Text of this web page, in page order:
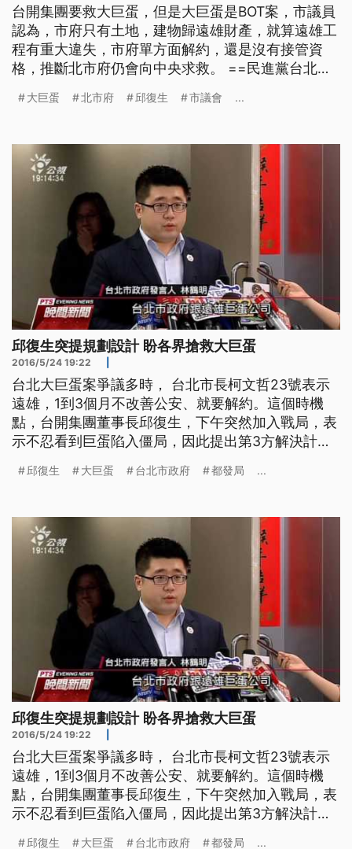
台開集團要救大巨蛋，但是大巨蛋是BOT案，市議員
認為，市府只有土地，建物歸遠雄財產，就算遠雄工
程有重大違失，市府單方面解約，還是沒有接管資
格，推斷北市府仍會向中央求救。 ==民進黨台北市
七、八年的話 我覺得這個 也是沒有人願意看到的 所
出援助 基本上是要我們民進黨政府 跟
大巨蛋 北市府 邱復生 市議會 ...
邱復生突提規劃設計 盼各界搶救大巨蛋
2016/5/24 19:22
台北大巨蛋案爭議多時， 台北市長柯文哲23號表示
遠雄，1到3個月不改善公安、就要解約。這個時機
點，台開集團董事長邱復生，下午突然加入戰局，表
示不忍看到巨蛋陷入僵局，因此提出第3方解決計
運計畫，來協助搶救大巨蛋。但外界解讀，是台開有
運。 ==台開集團董事長 邱復生== 今天不是等於台
開 將接手大巨蛋
邱復生 大巨蛋 台北市政府 都發局 ...
邱復生突提規劃設計 盼各界搶救大巨蛋
2016/5/24 19:22
台北大巨蛋案爭議多時， 台北市長柯文哲23號表示
遠雄，1到3個月不改善公安、就要解約。這個時機
點，台開集團董事長邱復生，下午突然加入戰局，表
示不忍看到巨蛋陷入僵局，因此提出第3方解決計
邱復生 大巨蛋 台北市政府 都發局 ...